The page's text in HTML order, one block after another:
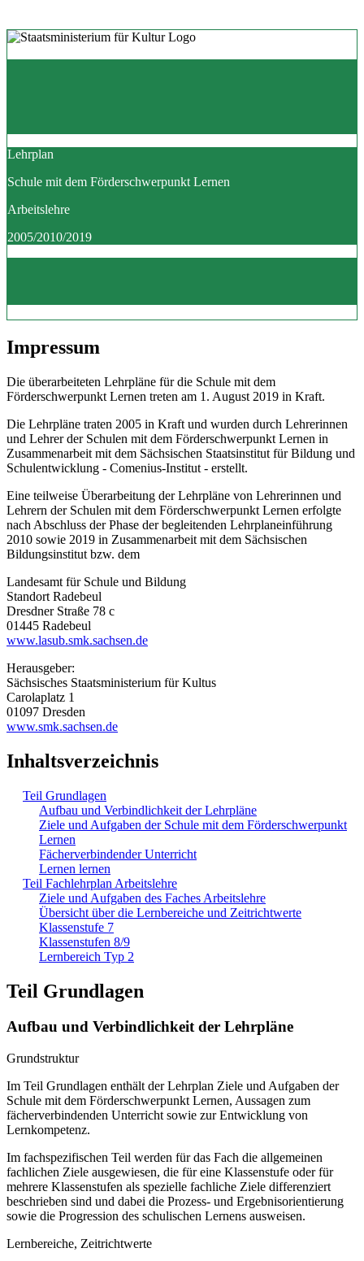
Lehrplan
Schule mit dem Förderschwerpunkt Lernen
Arbeitslehre
2005/2010/2019
Impressum
Die überarbeiteten Lehrpläne für die Schule mit dem
Förderschwerpunkt Lernen treten am 1. August 2019 in Kraft.
Die Lehrpläne traten 2005 in Kraft und wurden durch Lehrerinnen
und Lehrer der Schulen mit dem Förderschwerpunkt Lernen in
Zusammenarbeit mit dem Sächsischen Staatsinstitut für Bildung und
Schulentwicklung - Comenius-Institut - erstellt.
Eine teilweise Überarbeitung der Lehrpläne von Lehrerinnen und
Lehrern der Schulen mit dem Förderschwerpunkt Lernen erfolgte
nach Abschluss der Phase der begleitenden Lehrplaneinführung
2010 sowie 2019 in Zusammenarbeit mit dem Sächsischen
Bildungsinstitut bzw. dem
Landesamt für Schule und Bildung
Standort Radebeul
Dresdner Straße 78 c
01445 Radebeul
www.lasub.smk.sachsen.de
Herausgeber:
Sächsisches Staatsministerium für Kultus
Carolaplatz 1
01097 Dresden
www.smk.sachsen.de
Inhaltsverzeichnis
Teil Grundlagen
Aufbau und Verbindlichkeit der Lehrpläne
Ziele und Aufgaben der Schule mit dem Förderschwerpunkt
Lernen
Fächerverbindender Unterricht
Lernen lernen
Teil Fachlehrplan Arbeitslehre
Ziele und Aufgaben des Faches Arbeitslehre
Übersicht über die Lernbereiche und Zeitrichtwerte
Klassenstufe 7
Klassenstufen 8/9
Lernbereich Typ 2
Teil Grundlagen
Aufbau und Verbindlichkeit der Lehrpläne
Grundstruktur
Im Teil Grundlagen enthält der Lehrplan Ziele und Aufgaben der
Schule mit dem Förderschwerpunkt Lernen, Aussagen zum
fächerverbindenden Unterricht sowie zur Entwicklung von
Lernkompetenz.
Im fachspezifischen Teil werden für das Fach die allgemeinen
fachlichen Ziele ausgewiesen, die für eine Klassenstufe oder für
mehrere Klassenstufen als spezielle fachliche Ziele differenziert
beschrieben sind und dabei die Prozess- und Ergebnisorientierung
sowie die Progression des schulischen Lernens ausweisen.
Lernbereiche, Zeitrichtwerte